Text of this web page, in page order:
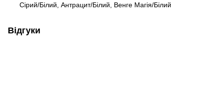
Сірий/Білий, Антрацит/Білий, Венге Магія/Білий
Відгуки